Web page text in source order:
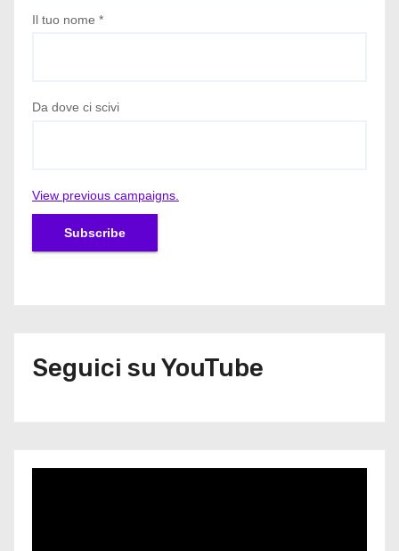
Il tuo nome *
Da dove ci scivi
View previous campaigns.
Seguici su YouTube